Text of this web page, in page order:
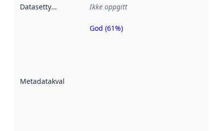
Datasettype Ikke oppgitt
Metadatakvalitet
Metadatakvalitet
God (61%)